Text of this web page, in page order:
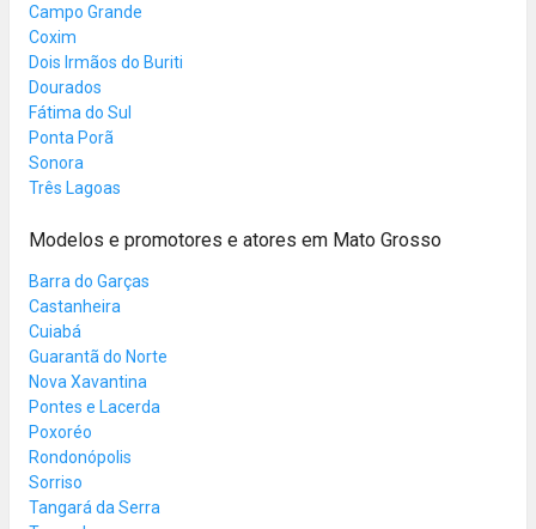
Campo Grande
Coxim
Dois Irmãos do Buriti
Dourados
Fátima do Sul
Ponta Porã
Sonora
Três Lagoas
Modelos e promotores e atores em Mato Grosso
Barra do Garças
Castanheira
Cuiabá
Guarantã do Norte
Nova Xavantina
Pontes e Lacerda
Poxoréo
Rondonópolis
Sorriso
Tangará da Serra